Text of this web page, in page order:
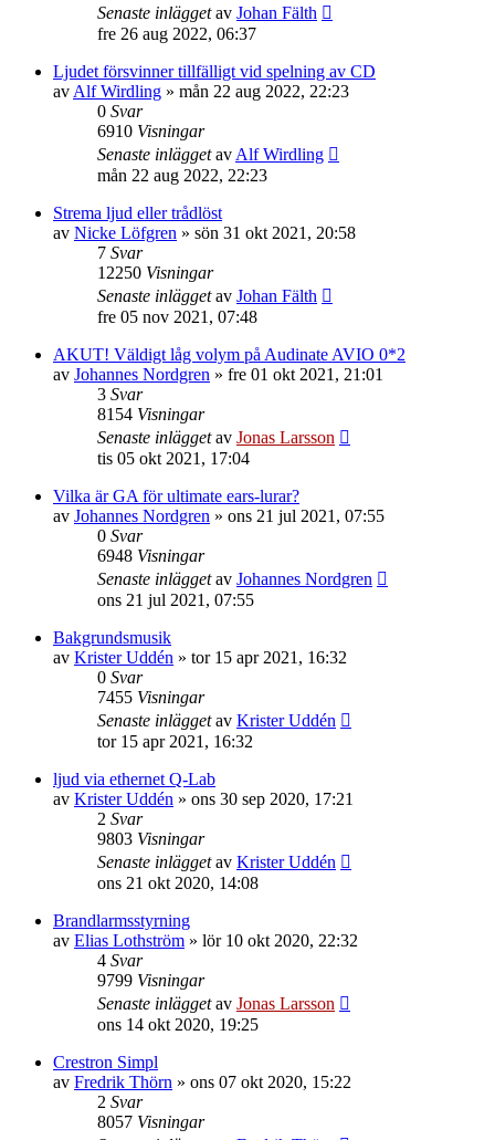
Senaste inläggetav Johan Fälth
fre 26 aug 2022, 06:37
Ljudet försvinner tillfälligt vid spelning av CD
av Alf Wirdling » mån 22 aug 2022, 22:23
0 Svar
6910 Visningar
Senaste inläggetav Alf Wirdling
mån 22 aug 2022, 22:23
Strema ljud eller trådlöst
av Nicke Löfgren » sön 31 okt 2021, 20:58
7 Svar
12250 Visningar
Senaste inläggetav Johan Fälth
fre 05 nov 2021, 07:48
AKUT! Väldigt låg volym på Audinate AVIO 0*2
av Johannes Nordgren » fre 01 okt 2021, 21:01
3 Svar
8154 Visningar
Senaste inläggetav Jonas Larsson
tis 05 okt 2021, 17:04
Vilka är GA för ultimate ears-lurar?
av Johannes Nordgren » ons 21 jul 2021, 07:55
0 Svar
6948 Visningar
Senaste inläggetav Johannes Nordgren
ons 21 jul 2021, 07:55
Bakgrundsmusik
av Krister Uddén » tor 15 apr 2021, 16:32
0 Svar
7455 Visningar
Senaste inläggetav Krister Uddén
tor 15 apr 2021, 16:32
ljud via ethernet Q-Lab
av Krister Uddén » ons 30 sep 2020, 17:21
2 Svar
9803 Visningar
Senaste inläggetav Krister Uddén
ons 21 okt 2020, 14:08
Brandlarmsstyrning
av Elias Lothström » lör 10 okt 2020, 22:32
4 Svar
9799 Visningar
Senaste inläggetav Jonas Larsson
ons 14 okt 2020, 19:25
Crestron Simpl
av Fredrik Thörn » ons 07 okt 2020, 15:22
2 Svar
8057 Visningar